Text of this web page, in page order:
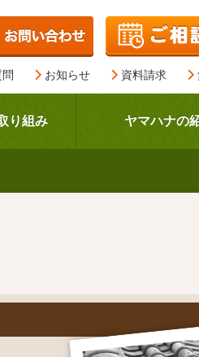
お知らせ 資料請求
り組み ヤマハナの